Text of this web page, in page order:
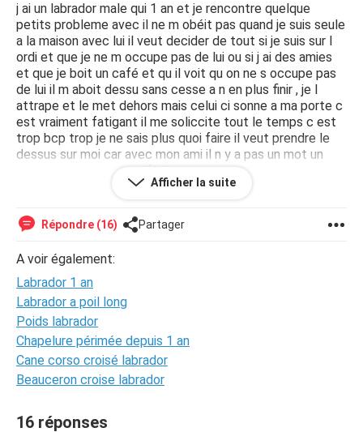
j ai un labrador male qui 1 an et je rencontre quelque
petits probleme avec il ne m obéit pas quand je suis seule
a la maison avec lui il veut decider de tout si je suis sur l
ordi et que je ne m occupe pas de lui ou si j ai des amies
et que je boit un café et qu il voit qu on ne s occupe pas
de lui il m aboit dessu sans cesse a n en plus finir , je l
attrape et le met dehors mais celui ci sonne a ma porte c
est vraiment fatigant il me soliccite tout le temps c est
trop bcp trop je ne sais plus quoi faire il veut prendre le
dessus sur moi car avec mon ami il n y a pas un mot un
seul regard et le chien fil dans son panier moi j ai beau
tout faire il ne restera pas dans son panier je me poser la
connaissait le probleme merci de m aider car c est
penible merci a bientot
Afficher la suite
Répondre (16) Partager
A voir également:
Labrador 1 an
Labrador a poil long
Poids labrador
Chapelure périmée depuis 1 an
Cane corso croisé labrador
Beauceron croise labrador
16 réponses